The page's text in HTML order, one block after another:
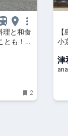
理と和食
とも！｜
2
小
津